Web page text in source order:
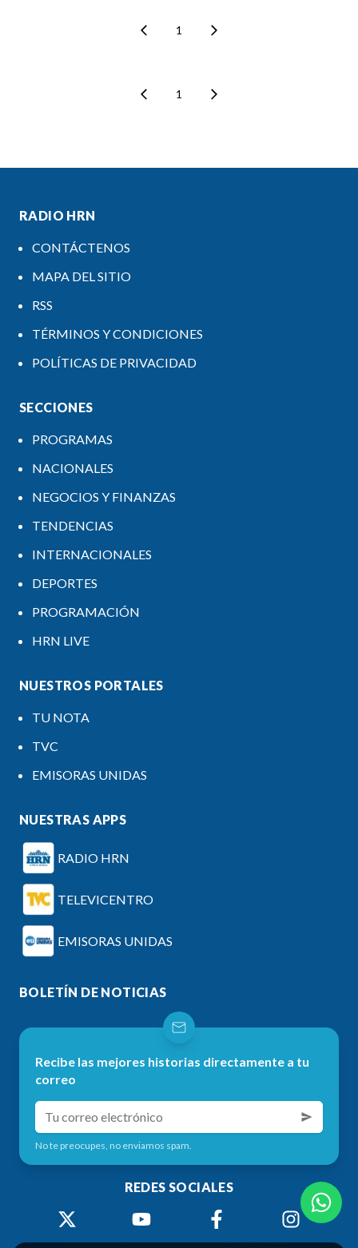
1
1
RADIO HRN
CONTÁCTENOS
MAPA DEL SITIO
RSS
TÉRMINOS Y CONDICIONES
POLÍTICAS DE PRIVACIDAD
SECCIONES
PROGRAMAS
NACIONALES
NEGOCIOS Y FINANZAS
TENDENCIAS
INTERNACIONALES
DEPORTES
PROGRAMACIÓN
HRN LIVE
NUESTROS PORTALES
TU NOTA
TVC
EMISORAS UNIDAS
NUESTRAS APPS
RADIO HRN
TELEVICENTRO
EMISORAS UNIDAS
BOLETÍN DE NOTICIAS
Recibe las mejores historias directamente a tu
correo
No te preocupes, no enviamos spam.
REDES SOCIALES